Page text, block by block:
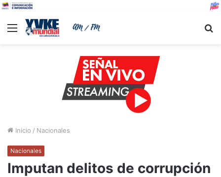
Menu
Inicio / Nacionales
Nacionales
Imputan delitos de corrupción